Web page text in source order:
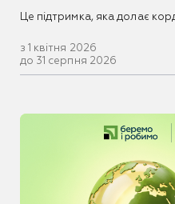
Це підтримка, яка долає
з 1 квітня 2026
до 31 серпня 2026